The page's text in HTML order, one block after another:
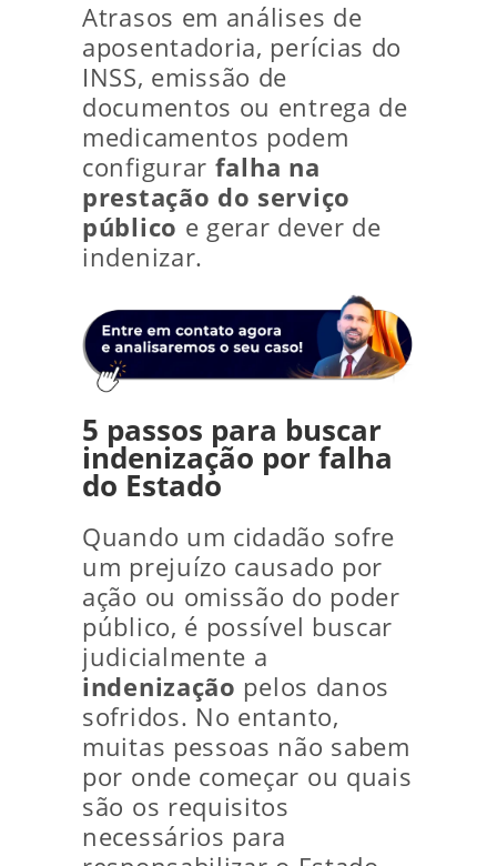
Atrasos em análises de
aposentadoria, perícias do
INSS, emissão de
documentos ou entrega de
medicamentos podem
configurar falha na
prestação do serviço
público e gerar dever de
indenizar.
5 passos para buscar
indenização por falha
do Estado
Quando um cidadão sofre
um prejuízo causado por
ação ou omissão do poder
público, é possível buscar
judicialmente a
indenização pelos danos
sofridos. No entanto,
muitas pessoas não sabem
por onde começar ou quais
são os requisitos
necessários para